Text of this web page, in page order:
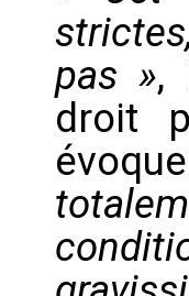
pas »,
droit